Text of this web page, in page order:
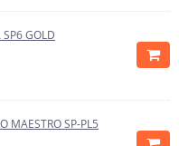
GOLD
MAESTRO SP-PL5